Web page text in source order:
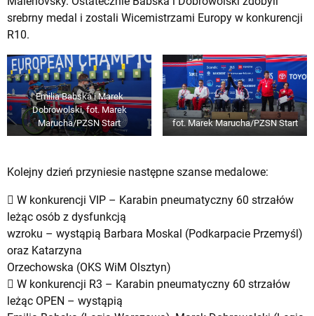
srebrny medal i zostali Wicemistrzami Europy w konkurencji
R10.
Emilia Babska i Marek
Dobrowolski,fot. Marek
Marucha/PZSN Start
fot. Marek Marucha/PZSN Start
Kolejny dzień przyniesie następne szanse medalowe:
 W konkurencji VIP – Karabin pneumatyczny 60 strzałów
leżąc osób z dysfunkcją
wzroku – wystąpią Barbara Moskal (Podkarpacie Przemyśl)
oraz Katarzyna
Orzechowska (OKS WiM Olsztyn)
 W konkurencji R3 – Karabin pneumatyczny 60 strzałów
leżąc OPEN – wystąpią